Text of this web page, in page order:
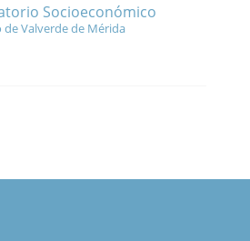
Socioeconómico
Valverde de Mérida